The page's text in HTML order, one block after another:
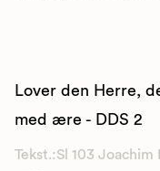
Lover den Herre,
med ære - DDS 2
Tekst.:Sl 103 Joachim